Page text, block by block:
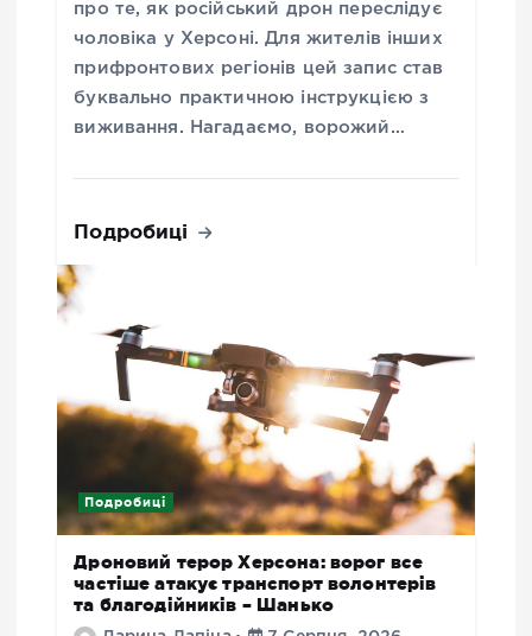
про те, як російський дрон переслідує
чоловіка у Херсоні. Для жителів інших
прифронтових регіонів цей запис став
буквально практичною інструкцією з
виживання. Нагадаємо, ворожий…
Подробиці
Подробиці
Дроновий терор Херсона: ворог все
частіше атакує транспорт волонтерів
та благодійників – Шанько